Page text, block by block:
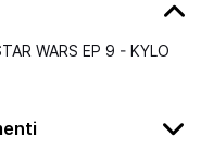
WARS EP 9 - KYLO